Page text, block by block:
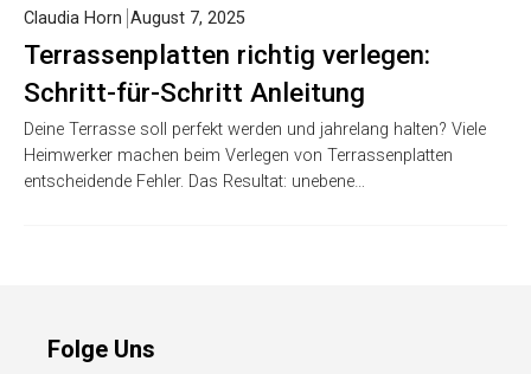
Terrassenplatten richtig verlegen:
Schritt-für-Schritt Anleitung
Claudia Horn August 7, 2025
Deine Terrasse soll perfekt werden und jahrelang halten? Viele
Heimwerker machen beim Verlegen von Terrassenplatten
entscheidende Fehler. Das Resultat: unebene…
Folge Uns